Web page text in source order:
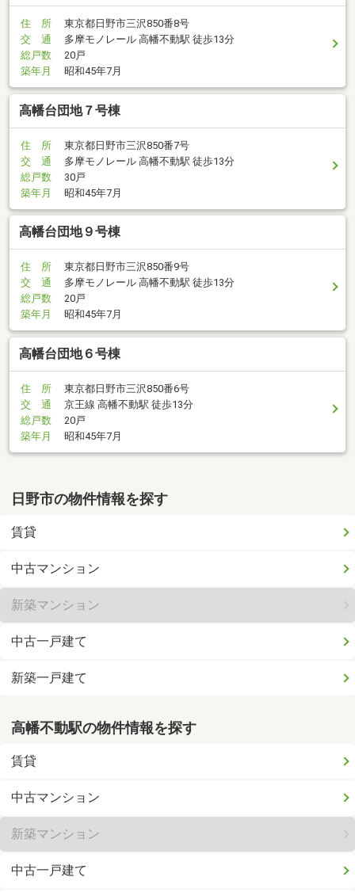
住 所
東京都日野市三沢850番8号
交 通
多摩モノレール 高幡不動駅 徒歩13分
総戸数
20戸
築年月
昭和45年7月
高幡台団地７号棟
住 所
東京都日野市三沢850番7号
交 通
多摩モノレール 高幡不動駅 徒歩13分
総戸数
30戸
築年月
昭和45年7月
高幡台団地９号棟
住 所
東京都日野市三沢850番9号
交 通
多摩モノレール 高幡不動駅 徒歩13分
総戸数
20戸
築年月
昭和45年7月
高幡台団地６号棟
住 所
東京都日野市三沢850番6号
交 通
京王線 高幡不動駅 徒歩13分
総戸数
20戸
築年月
昭和45年7月
日野市の物件情報を探す
賃貸
中古マンション
新築マンション
中古一戸建て
新築一戸建て
高幡不動駅の物件情報を探す
賃貸
中古マンション
新築マンション
中古一戸建て